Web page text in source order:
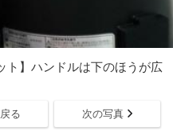
ト】ハンドルは下のほうが広
る 次の写真